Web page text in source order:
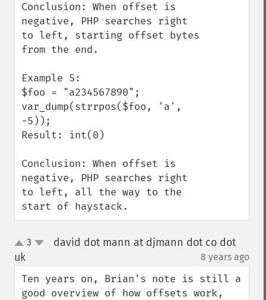
Conclusion: When offset is
negative, PHP searches right
to left, starting offset bytes
from the end.
Example 5:
$foo = "a234567890";
var_dump(strrpos($foo, 'a',
-5));
Result: int(0)
Conclusion: When offset is
negative, PHP searches right
to left, all the way to the
start of haystack.
up3
david dot mann at djmann dot co dot
uk
8 years ago
Ten years on, Brian's note is still a
good overview of how offsets work,